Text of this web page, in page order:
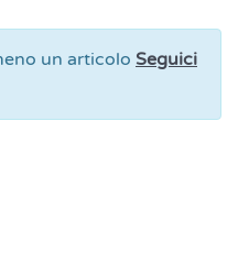
un articolo Seguici